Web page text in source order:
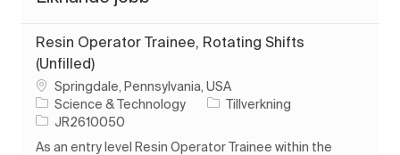
Resin Operator Trainee, Rotating Shifts
(Unfilled)
PlatsSpringdale, Pennsylvania, USA
Science & Technology
Kategori
Tillverkning
Jobb-ID
JR2610050
As an entry level Resin Operator Trainee within the